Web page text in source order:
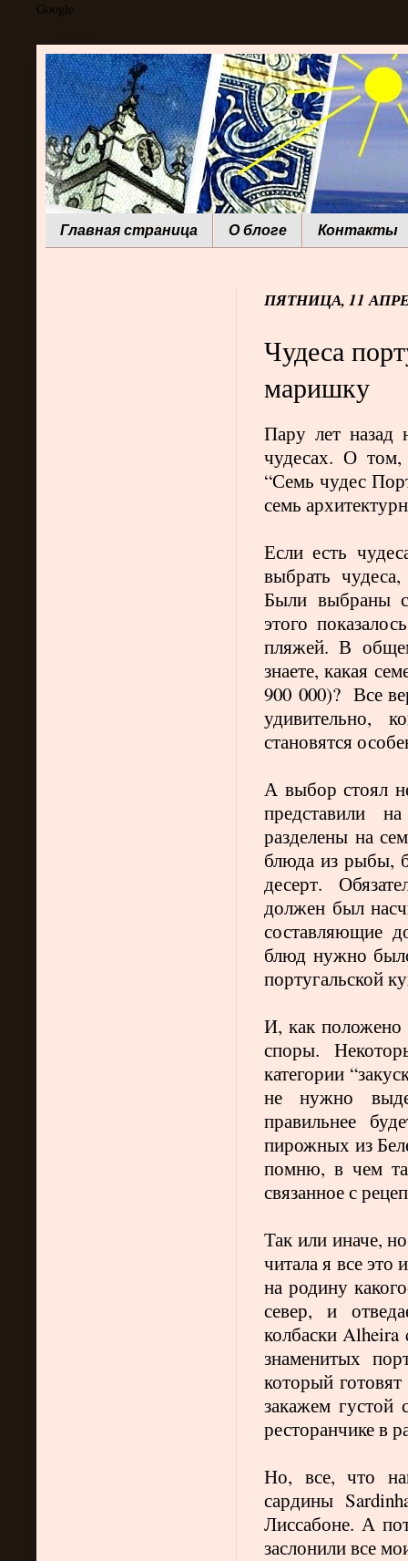
Google
Главная страница О блоге Контакты
ПЯТНИЦА, 11
Чудеса
маришку
Пару лет назад
чудесах. О том,
“Семь чудес
семь
Если есть
выбрать
Были выбраны
этого
пляжей. В
знаете, какая
900 000)? Все
удивительно,
становятся
А выбор стоял
представили
разделены на
блюда из рыбы,
десерт.
должен был
составляющие
блюд нужно
португальской
И, как
споры.
категории
не нужно
правильнее
пирожных из
помню, в чем
связанное с
Так или иначе,
читала я все
на родину
север, и
колбаски Alheira
знаменитых
который
закажем густой
ресторанчике
Но, все, что
сардины
Лиссабоне. А
заслонили все